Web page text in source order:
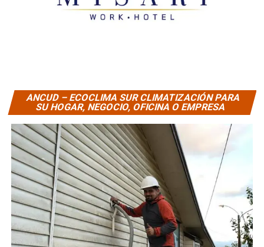
ANCUD – ECOCLIMA SUR CLIMATIZACIÓN PARA
SU HOGAR, NEGOCIO, OFICINA O EMPRESA